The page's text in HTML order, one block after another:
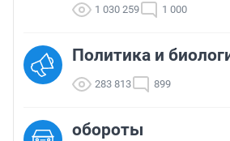
1 030 259 1 000
Политика и
283 813 899
обороты